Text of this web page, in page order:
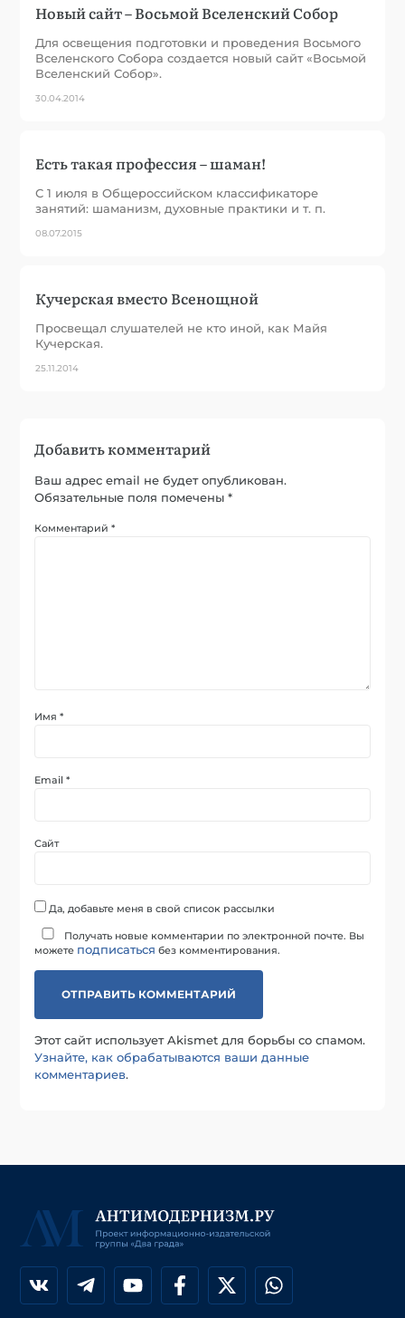
Новый сайт – Восьмой Вселенский Собор
Для освещения подготовки и проведения Восьмого
Вселенского Собора создается новый сайт «Восьмой
Вселенский Собор».
30.04.2014
Есть такая профессия – шаман!
С 1 июля в Общероссийском классификаторе
занятий: шаманизм, духовные практики и т. п.
08.07.2015
Кучерская вместо Всенощной
Просвещал слушателей не кто иной, как Майя
Кучерская.
25.11.2014
Добавить комментарий
Ваш адрес email не будет опубликован.
Обязательные поля помечены*
Комментарий*
Имя*
Email*
Сайт
Да, добавьте меня в свой список рассылки
Получать новые комментарии по электронной почте. Вы
можете подписаться без комментирования.
Этот сайт использует Akismet для борьбы со спамом.
Узнайте, как обрабатываются ваши данные
комментариев.